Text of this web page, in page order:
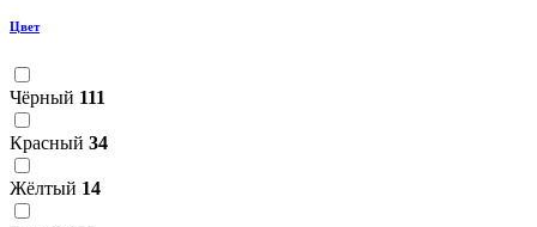
Цвет
Чёрный 111
Красный 34
Жёлтый 14